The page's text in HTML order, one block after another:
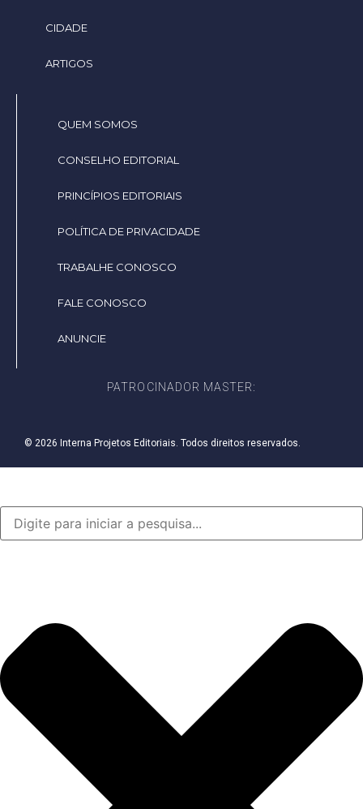
CIDADE
ARTIGOS
QUEM SOMOS
CONSELHO EDITORIAL
PRINCÍPIOS EDITORIAIS
POLÍTICA DE PRIVACIDADE
TRABALHE CONOSCO
FALE CONOSCO
ANUNCIE
PATROCINADOR MASTER:
© 2026 Interna Projetos Editoriais. Todos direitos reservados.